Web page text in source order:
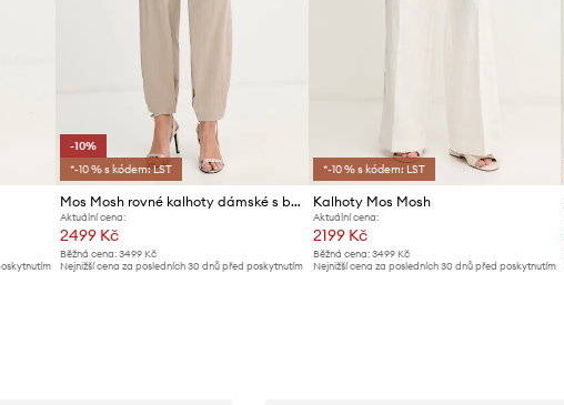
-10%
*-10 % s kódem: LST
Mos Mosh rovné kalhoty dámské s bavlnou Tahi
Aktuální cena:
2499 Kč
Běžná cena: 3499 Kč
Nejnižší cena za posledních 30 dnů před poskytnutím
*-10 % s kódem: LST
Kalhoty Mos Mosh
Aktuální cena:
2199 Kč
Běžná cena: 3499 Kč
Nejnižší cena za posledních 30 dnů před poskytnutím